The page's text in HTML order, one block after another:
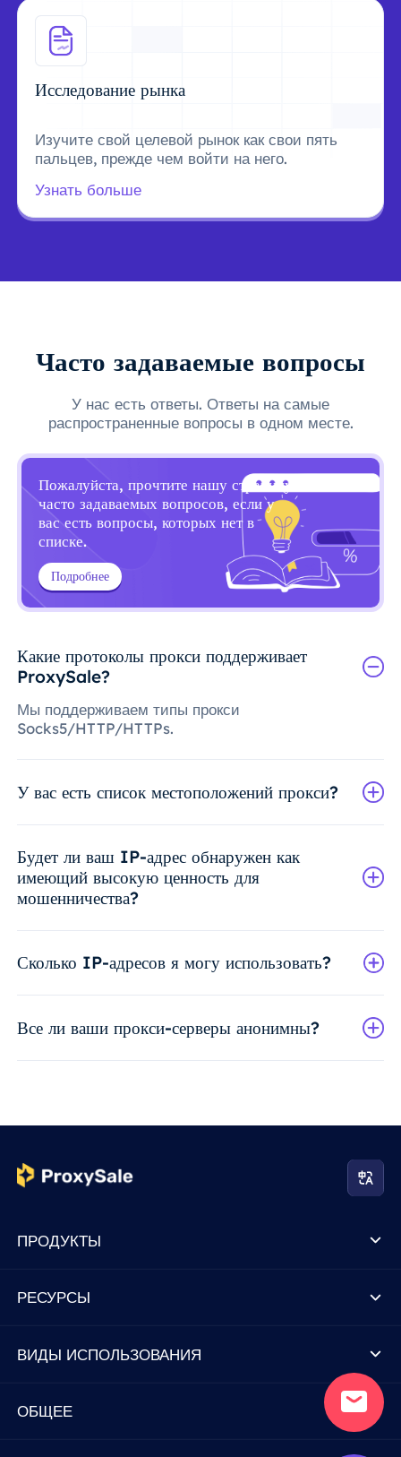
Исследование рынка
Изучите свой целевой рынок как свои пять
пальцев, прежде чем войти на него.
Узнать больше
Часто задаваемые вопросы
У нас есть ответы. Ответы на самые
распространенные вопросы в одном месте.
Пожалуйста, прочтите нашу страницу
часто задаваемых вопросов, если у
вас есть вопросы, которых нет в
списке.
Подробнее
Какие протоколы прокси поддерживает
ProxySale?
Мы поддерживаем типы прокси
Socks5/HTTP/HTTPs.
У вас есть список местоположений прокси?
Будет ли ваш IP-адрес обнаружен как
имеющий высокую ценность для
мошенничества?
Сколько IP-адресов я могу использовать?
Все ли ваши прокси-серверы анонимны?
ПРОДУКТЫ
РЕСУРСЫ
ВИДЫ ИСПОЛЬЗОВАНИЯ
ОБЩЕЕ